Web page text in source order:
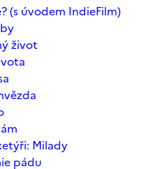
(s úvodem IndieFilm)
život
Milady
pádu